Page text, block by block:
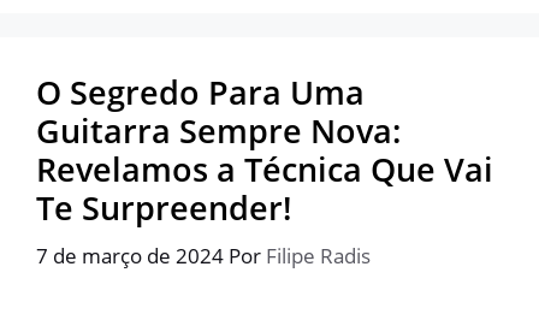
O Segredo Para Uma
Guitarra Sempre Nova:
Revelamos a Técnica Que Vai
Te Surpreender!
7 de março de 2024 Por Filipe Radis